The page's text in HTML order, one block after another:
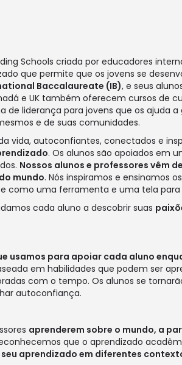
Schools criada por educadores
que permite que os jovens se
Baccalaureate (IB), e seus
e UK também oferecem cursos de
de liderança para jovens que os ajuda
e de suas comunidades.
vida, autoconfiantes, conectados e
. Os alunos são apoiados em
Nossos alunos e professores vêm
mundo. Nós inspiramos e ensinamos
como uma ferramenta e uma tela para
cada aluno a descobrir suas
para apoiar cada aluno
em habilidades que podem ser
com o tempo. Os alunos se
autoconfiança.
aprenderem sobre o mundo, a
que o aprendizado
aprendizado em diferentes